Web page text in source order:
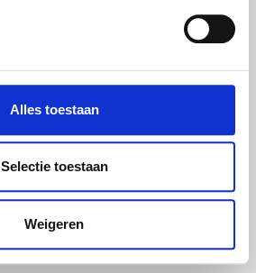
Alles toestaan
Selectie toestaan
Weigeren